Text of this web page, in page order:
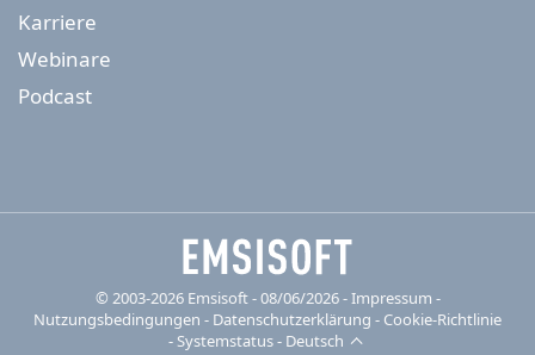
Karriere
Webinare
Podcast
© 2003-2026 Emsisoft - 08/06/2026 - Impressum -
Nutzungsbedingungen - Datenschutzerklärung - Cookie-Richtlinie
-Systemstatus- Deutsch